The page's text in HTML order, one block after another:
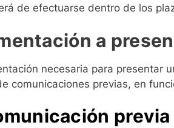
de efectuarse dentro de los
a
necesaria para presentar
comunicaciones previas, en